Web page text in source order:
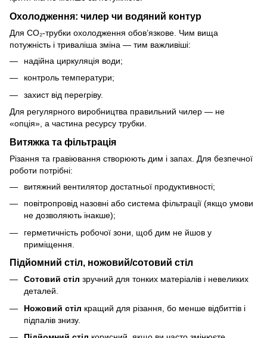
Охолодження: чилер чи водяний контур
Для CO₂-трубки охолодження обов’язкове. Чим вища
потужність і триваліша зміна — тим важливіші:
надійна циркуляція води;
контроль температури;
захист від перегріву.
Для регулярного виробництва правильний чилер — не
«опція», а частина ресурсу трубки.
Витяжка та фільтрація
Різання та гравіювання створюють дим і запах. Для безпечної
роботи потрібні:
витяжний вентилятор достатньої продуктивності;
повітропровід назовні або система фільтрації (якщо умови
не дозволяють інакше);
герметичність робочої зони, щоб дим не йшов у
приміщення.
Підйомний стіл, ножовий/сотовий стіл
Сотовий стіл зручний для тонких матеріалів і невеликих
деталей.
Ножовий стіл кращий для різання, бо менше відбиттів і
підпалів знизу.